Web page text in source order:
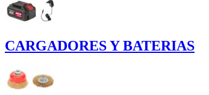
CARGADORES Y BATERIAS